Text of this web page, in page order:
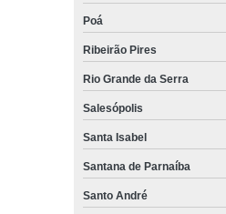
Poá
Ribeirão Pires
Rio Grande da Serra
Salesópolis
Santa Isabel
Santana de Parnaíba
Santo André